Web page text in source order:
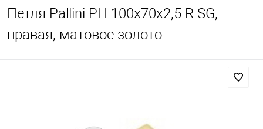
Петля Pallini РН 100х70х2,5 R SG,
правая, матовое золото